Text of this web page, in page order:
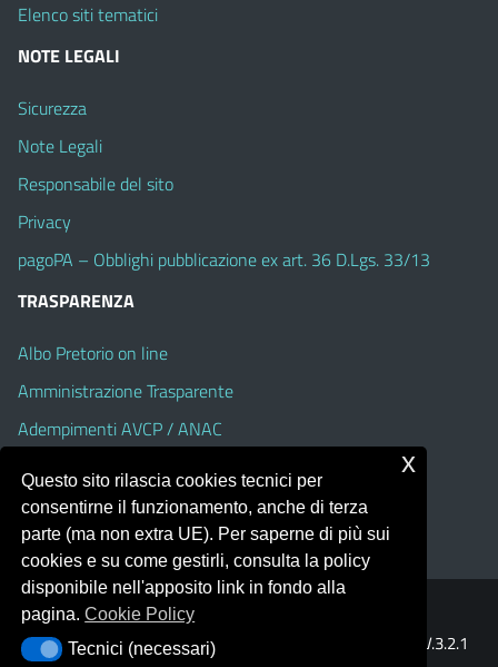
Elenco siti tematici
NOTE LEGALI
Sicurezza
Note Legali
Responsabile del sito
Privacy
pagoPA – Obblighi pubblicazione ex art. 36 D.Lgs. 33/13
TRASPARENZA
Albo Pretorio on line
Amministrazione Trasparente
Adempimenti AVCP / ANAC
Accesso Civico
Dichiarazione di accessibilità
Portale realizzato con la piattaforma
Template Italia configurato sul tema accessibile
V.3.2.1
Questo sito rilascia cookies tecnici per
consentirne il funzionamento, anche di terza
parte (ma non extra UE). Per saperne di più sui
cookies e su come gestirli, consulta la policy
disponibile nell'apposito link in fondo alla
pagina.Cookie Policy
Tecnici (necessari)
Tecnici (necessari)
x